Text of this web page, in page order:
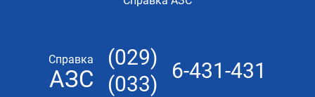
Справка
АЗС
(029)
(033)
6-431-431